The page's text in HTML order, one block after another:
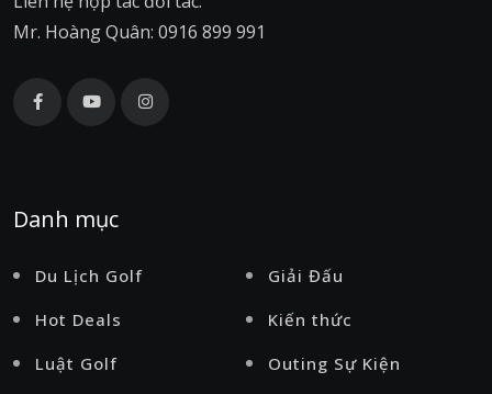
Mr. Hoàng Quân: 0916 899 991
Danh mục
Du Lịch Golf
Giải Đấu
Hot Deals
Kiến thức
Luật Golf
Outing Sự Kiện